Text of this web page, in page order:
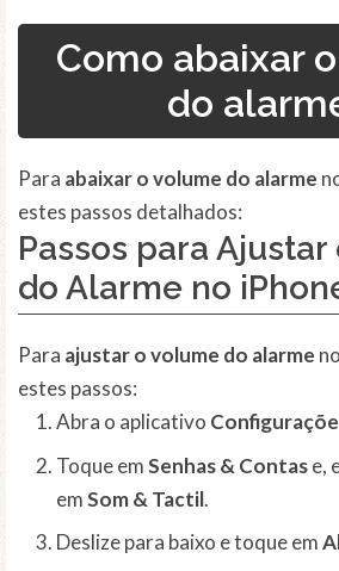
Como abaixar
do
Para abaixar o volume do alarme
estes passos detalhados:
Passos para
do Alarme no
Para ajustar o volume do alarme
estes passos:
Abra o aplicativo
Toque emSenhas & Contase,
emSom & Tactil.
Deslize para baixo e toque em